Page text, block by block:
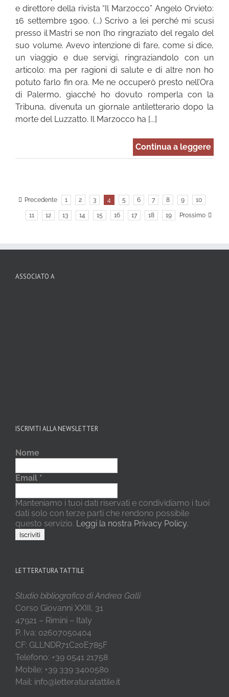
e direttore della rivista “Il Marzocco” Angelo Orvieto:
16 settembre 1900. (...) Scrivo a lei perché mi scusi
presso il Mastri se non l’ho ringraziato del regalo del
suo volume. Avevo intenzione di fare, come si dice,
un viaggio e due servigi, ringraziandolo con un
articolo: ma per ragioni di salute e di altre non ho
potuto farlo fin ora. Me ne occuperò presto nell’Ora
di Palermo, giacché ho dovuto romperla con la
Tribuna, divenuta un giornale antiletterario dopo la
morte del Luzzatto. Il Marzocco ha [...]
Continua a leggere
Precedente 1 2 3 4 5 6 7 8 9 10
11 12 13 14 15 16 17 18 19 Prossimo
ASSOCIATO A
ISCRIVITI ALLA NEWSLETTER
Nome
Email *
Manteniamo i tuoi dati riservati e condividiamo i tuoi
dati solo con terze parti che rendono possibile
questo servizio. Leggi la nostra Privacy Policy.
LETTERATURA TATTILE
Studio bibliografico di Andrea Galli
Corso Giovanni XXIII, 31
47921 – Rimini – Italy
P. Iva: 02607050404
CF: GLLNDR71C20E785F
Telefono: +39 0541 21758
Mobile: +39 339 3400580
Mail: info@letteraturatattile.it